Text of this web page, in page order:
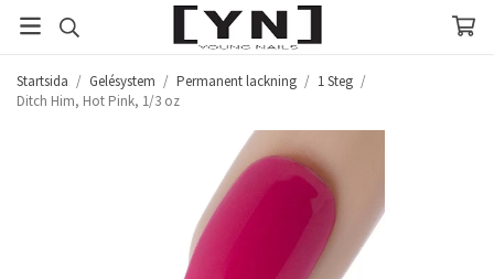
Startsida / Gelésystem / Permanent lackning / 1 Steg /
Ditch Him, Hot Pink, 1/3 oz